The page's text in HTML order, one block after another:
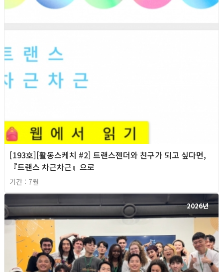
[193호][활동스케치 #2] 트랜스젠더와 친구가 되고 싶다면,
『트랜스 차근차근』으로
기간 : 7월
2026년